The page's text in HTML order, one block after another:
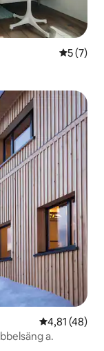
5 av 5 i
5 (7)
4,81 av 5 i
4,81 (48)
a.